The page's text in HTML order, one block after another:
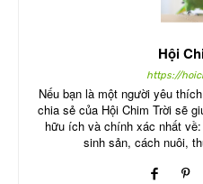
Hội
https://
Nếu bạn là một người yêu
chia sẻ của Hội Chim Trời sẽ
hữu ích và chính xác nhất
sinh sản, cách nuôi,